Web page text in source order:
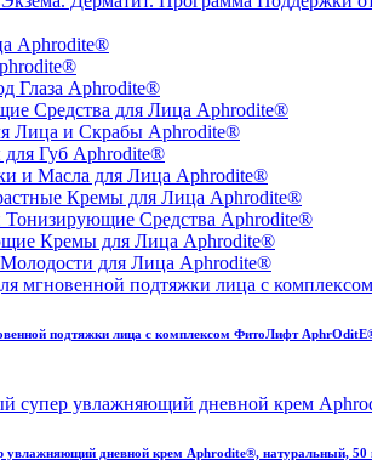
Aphrodite®
Глаза Aphrodite®
Средства для Лица Aphrodite®
Лица и Скрабы Aphrodite®
для Губ Aphrodite®
и Масла для Лица Aphrodite®
Кремы для Лица Aphrodite®
Тонизирующие Средства Aphrodite®
Кремы для Лица Aphrodite®
для Лица Aphrodite®
подтяжки лица с комплексом ФитоЛифт
увлажняющий дневной крем Aphrodite®, натуральный, 50